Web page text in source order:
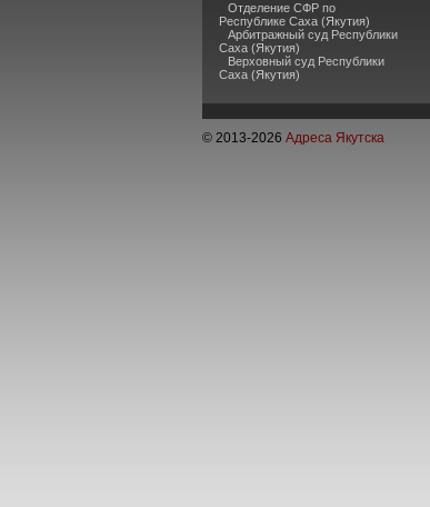
Отделение СФР по
Республике Саха (Якутия)
Арбитражный суд Республики
Саха (Якутия)
Верховный суд Республики
Саха (Якутия)
© 2013-2026 Адреса Якутска